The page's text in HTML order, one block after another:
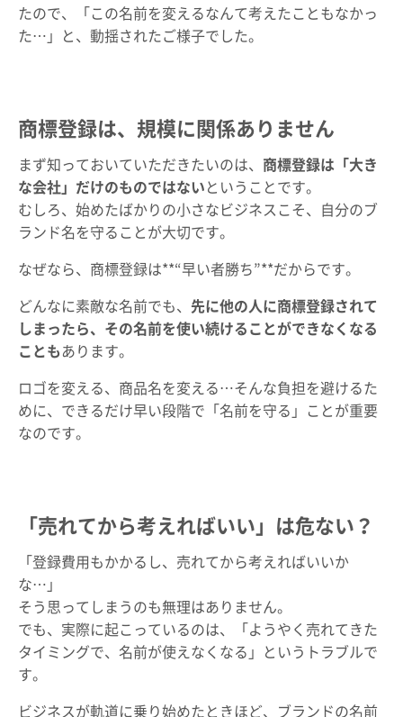
たので、「この名前を変えるなんて考えたこともなかっ
た…」と、動揺されたご様子でした。
商標登録は、規模に関係ありません
まず知っておいていただきたいのは、 商標登録は「大き
な会社」だけのものではない ということです。
むしろ、始めたばかりの小さなビジネスこそ、自分のブ
ランド名を守ることが大切です。
なぜなら、商標登録は**“早い者勝ち”**だからです。
どんなに素敵な名前でも、 先に他の人に商標登録されて
しまったら、その名前を使い続けることができなくなる
ことも あります。
ロゴを変える、商品名を変える…そんな負担を避けるた
めに、できるだけ早い段階で「名前を守る」ことが重要
なのです。
「売れてから考えればいい」は危ない？
「登録費用もかかるし、売れてから考えればいいか
な…」
そう思ってしまうのも無理はありません。
でも、実際に起こっているのは、「ようやく売れてきた
タイミングで、名前が使えなくなる」というトラブルで
す。
ビジネスが軌道に乗り始めたときほど、ブランドの名前